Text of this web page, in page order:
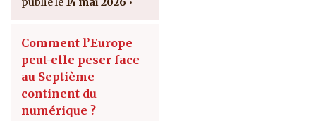
Comment l’Europe
peut-elle peser face
au Septième
continent du
numérique ?